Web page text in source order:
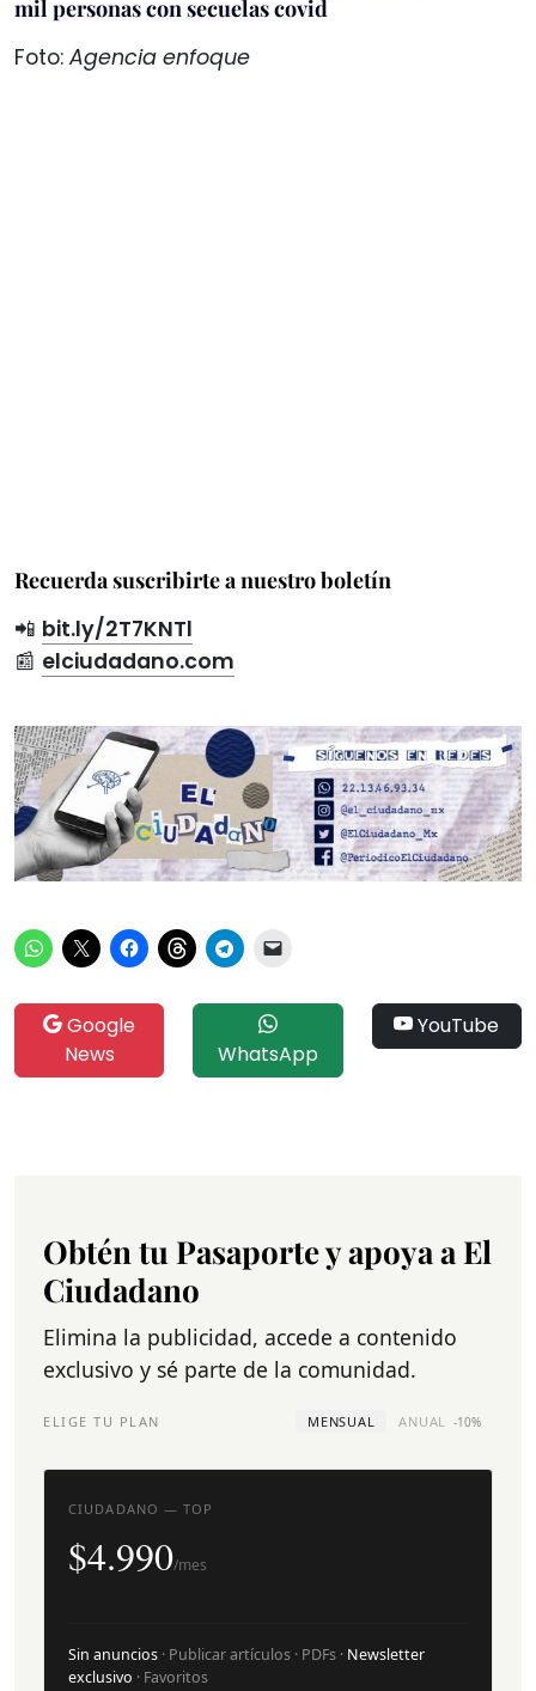
mil personas con secuelas covid
Foto: Agencia enfoque
Recuerda suscribirte a nuestro boletín
📲 bit.ly/2T7KNTl
📰 elciudadano.com
Google
News
WhatsApp
YouTube
Obtén tu Pasaporte y apoya a El
Ciudadano
Elimina la publicidad, accede a contenido
exclusivo y sé parte de la comunidad.
ELIGE TU PLAN MENSUAL ANUAL -10%
CIUDADANO — TOP
$4.990/mes
Sin anuncios · Publicar artículos · PDFs · Newsletter
exclusivo · Favoritos